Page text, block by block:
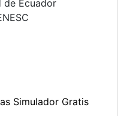
de Ecuador